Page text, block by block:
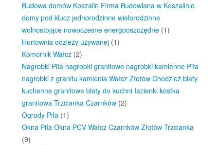
Budowa domów Koszalin Firma Budowlana w Koszalinie
domy pod klucz jednorodzinne wielorodzinne
wolnostojące nowoczesne energooszczędne (1)
Hurtownia odzieży używanej (1)
Komornik Wałcz (2)
Nagrobki Piła nagrobki granitowe nagrobki kamienne Piła
nagrobki z granitu kamienia Wałcz Złotów Chodzież blaty
kuchenne granitowe blaty do kuchni łazienki kostka
granitowa Trzcianka Czarnków (2)
Ogrody Piła (1)
Okna Piła Okna PCV Wałcz Czarnków Złotów Trzcianka
(9)